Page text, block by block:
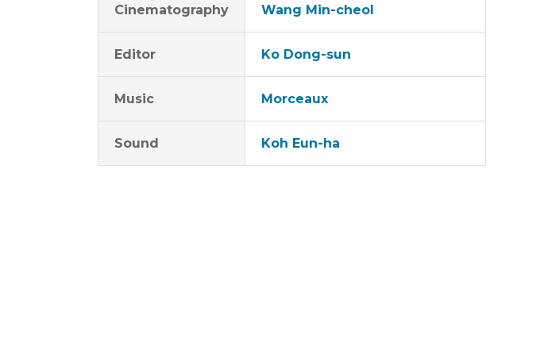
Cinematography Wang Min-cheol
Editor Ko Dong-sun
Music Morceaux
Sound Koh Eun-ha